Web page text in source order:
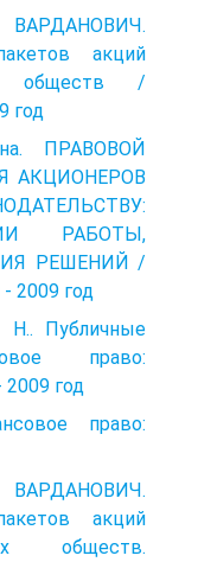
акций
обществ /
год
ПРАВОВОЙ
АКЦИОНЕРОВ
РАБОТЫ,
РЕШЕНИЙ /
2009 год
Публичные
право:
год
право:
акций
обществ.